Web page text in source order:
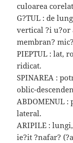
culoarea
G?TUL : de
vertical ?i u?or
membran?
PIEPTUL : lat,
ridicat.
SPINAREA :
oblic-
ABDOMENUL
lateral.
ARIPILE :
ie?it ?nafar?